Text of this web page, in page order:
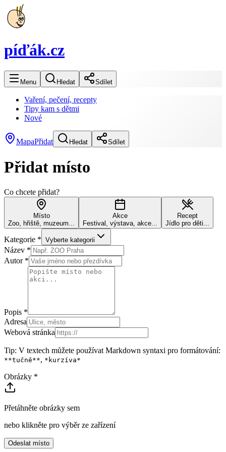
píďák.cz
Menu Hledat Sdílet
Vaření, pečení, recepty
Tipy kam s dětmi
Nové
MapaPřidat Hledat Sdílet
Přidat místo
Co chcete přidat?
Místo
Zoo, hřiště, muzeum...
Akce
Festival, výstava, akce...
Recept
Jídlo pro děti...
Kategorie * Vyberte kategorii
Název *
Autor *
Popis *
Adresa
Webová stránka
Tip: V textech můžete používat Markdown syntaxi pro formátování:
**tučně**, *kurzíva*
Obrázky *
Přetáhněte obrázky sem
nebo klikněte pro výběr ze zařízení
Odeslat místo